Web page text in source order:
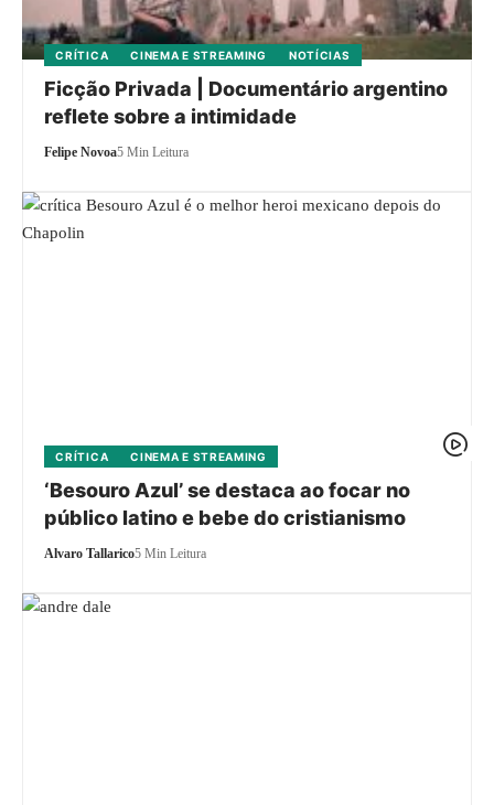
CRÍTICA CINEMA E STREAMING NOTÍCIAS
Ficção Privada | Documentário argentino
reflete sobre a intimidade
Felipe Novoa5 Min Leitura
CRÍTICA CINEMA E STREAMING
‘Besouro Azul’ se destaca ao focar no
público latino e bebe do cristianismo
Alvaro Tallarico5 Min Leitura